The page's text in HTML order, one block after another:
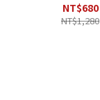
NT$680
NT$1,280